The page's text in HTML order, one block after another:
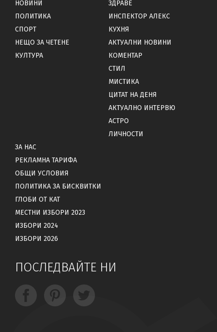
НОВИНИ
ПОЛИТИКА
СПОРТ
НЕЩО ЗА ЧЕТЕНЕ
КУЛТУРА
ЗДРАВЕ
ИНСПЕКТОР АЛЕКС
КУХНЯ
АКТУАЛНИ НОВИНИ
КОМЕНТАР
СТИЛ
МИСТИКА
ЦИТАТ НА ДЕНЯ
АКТУАЛНО ИНТЕРВЮ
АСТРО
ЛИЧНОСТИ
ЗА НАС
РЕКЛАМНА ТАРИФА
ОБЩИ УСЛОВИЯ
ПОЛИТИКА ЗА БИСКВИТКИ
ГЛОБИ ОТ КАТ
МЕСТНИ ИЗБОРИ 2023
ИЗБОРИ 2024
ИЗБОРИ 2026
ПОСЛЕДВАЙТЕ НИ